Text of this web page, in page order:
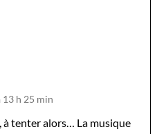
13 h 25 min
à tenter alors… La musique